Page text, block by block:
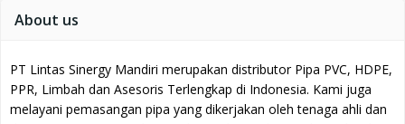
About us
PT Lintas Sinergy Mandiri merupakan distributor Pipa PVC, HDPE,
PPR, Limbah dan Asesoris Terlengkap di Indonesia. Kami juga
melayani pemasangan pipa yang dikerjakan oleh tenaga ahli dan